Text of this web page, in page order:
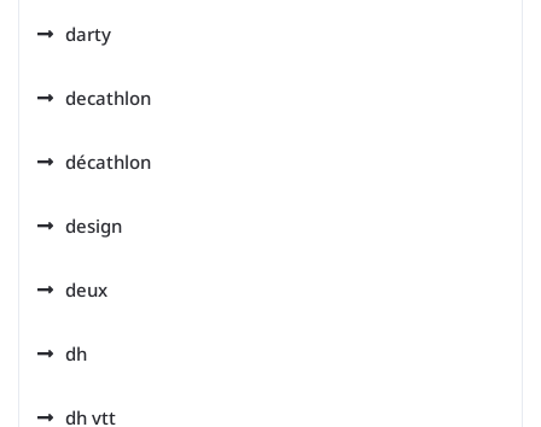
darty
decathlon
décathlon
design
deux
dh
dh vtt